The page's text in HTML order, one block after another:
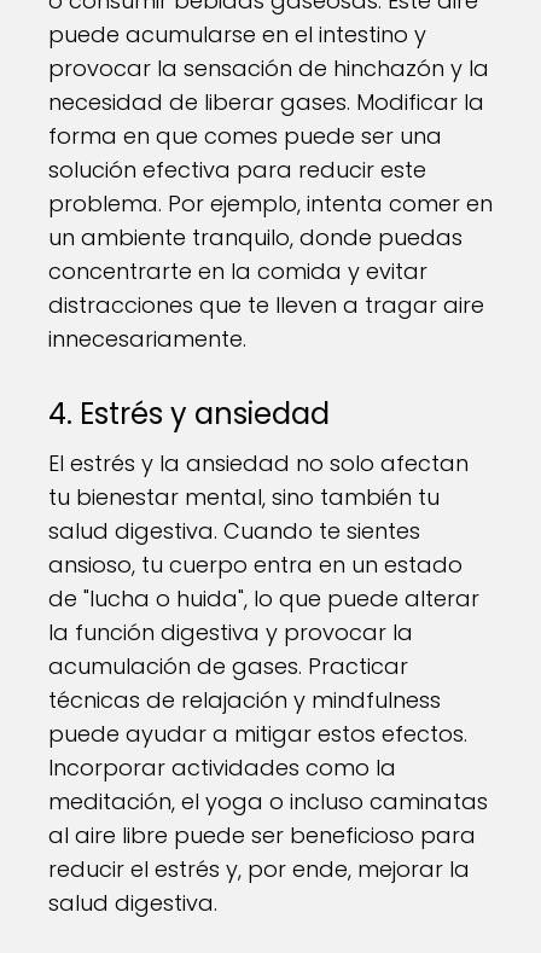
puede acumularse en el intestino y
provocar la sensación de hinchazón y la
necesidad de liberar gases. Modificar la
forma en que comes puede ser una
solución efectiva para reducir este
problema. Por ejemplo, intenta comer en
un ambiente tranquilo, donde puedas
concentrarte en la comida y evitar
distracciones que te lleven a tragar aire
innecesariamente.
4. Estrés y ansiedad
El estrés y la ansiedad no solo afectan
tu bienestar mental, sino también tu
salud digestiva. Cuando te sientes
ansioso, tu cuerpo entra en un estado
de "lucha o huida", lo que puede alterar
la función digestiva y provocar la
acumulación de gases. Practicar
técnicas de relajación y mindfulness
puede ayudar a mitigar estos efectos.
Incorporar actividades como la
meditación, el yoga o incluso caminatas
al aire libre puede ser beneficioso para
reducir el estrés y, por ende, mejorar la
salud digestiva.